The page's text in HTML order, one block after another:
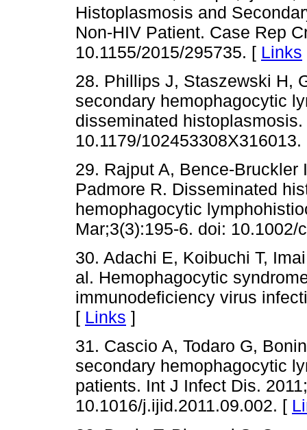
Histoplasmosis and
Non-HIV Patient. Case Rep
10.1155/2015/295735. [ Links
28. Phillips J, Staszewski H,
secondary hemophagocytic
disseminated
10.1179/
29. Rajput A, Bence-Bruckler
Padmore R. Disseminated
hemophagocytic
Mar;3(3):195-6. doi:
30. Adachi E, Koibuchi T,
al. Hemophagocytic
immunodeficiency virus
[ Links ]
31. Cascio A, Todaro G,
secondary hemophagocytic
patients. Int J Infect Dis.
10.1016/j.ijid.2011.09.002. [